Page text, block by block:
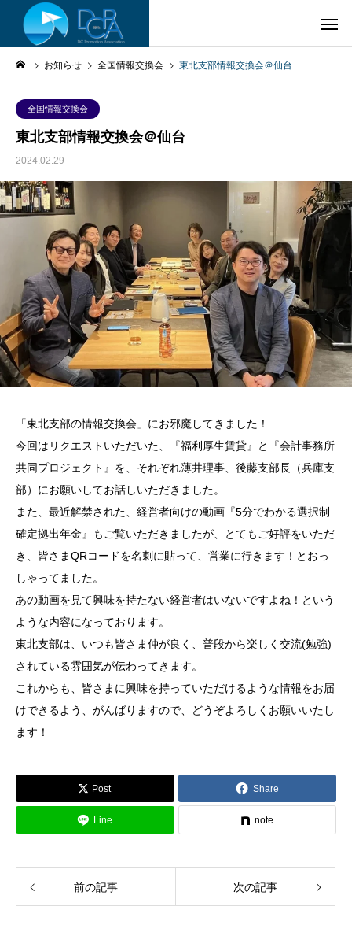
お知らせ 全国情報交換会 東北支部情報交換会＠仙台
全国情報交換会
東北支部情報交換会＠仙台
2024.02.29
「東北支部の情報交換会」にお邪魔してきました！
今回はリクエストいただいた、『福利厚生賃貸』と『会計事務所
共同プロジェクト』を、それぞれ薄井理事、後藤支部長（兵庫支
部）にお願いしてお話しいただきました。
また、最近解禁された、経営者向けの動画 『5分でわかる選択制
確定拠出年金』
もご覧いただきましたが、とてもご好評をいただ
き、皆さまQRコードを名刺に貼って、営業に行きます！とおっ
しゃってました。
あの動画を見て興味を持たない経営者はいないですよね！という
ような内容になっております。
東北支部は、いつも皆さま仲が良く、普段から楽しく交流(勉強)
されている雰囲気が伝わってきます。
これからも、皆さまに興味を持っていただけるような情報をお届
けできるよう、がんばりますので、どうぞよろしくお願いいたし
ます！
Post Share
Line note
前の記事 次の記事